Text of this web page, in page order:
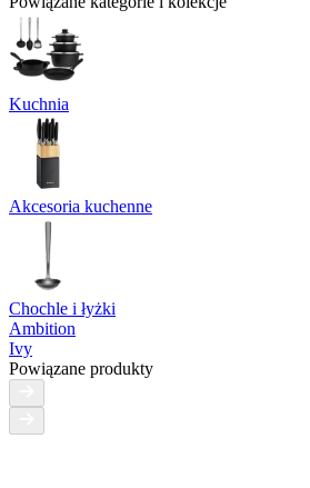
Kuchnia
Akcesoria kuchenne
Chochle i łyżki
Ambition
Ivy
Powiązane produkty